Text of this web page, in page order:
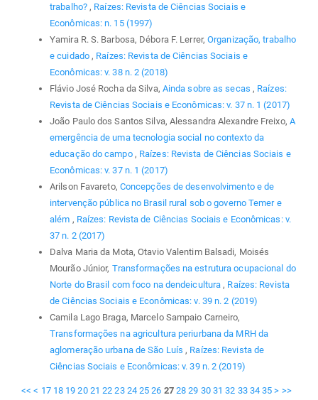
trabalho? , Raízes: Revista de Ciências Sociais e
Econômicas: n. 15 (1997)
Yamira R. S. Barbosa, Débora F. Lerrer,Organização, trabalho
e cuidado , Raízes: Revista de Ciências Sociais e
Econômicas: v. 38 n. 2 (2018)
Flávio José Rocha da Silva, Ainda sobre as secas , Raízes:
Revista de Ciências Sociais e Econômicas: v. 37 n. 1 (2017)
João Paulo dos Santos Silva, Alessandra Alexandre Freixo, A
emergência de uma tecnologia social no contexto da
educação do campo , Raízes: Revista de Ciências Sociais e
Econômicas: v. 37 n. 1 (2017)
Arilson Favareto, Concepções de desenvolvimento e de
intervenção pública no Brasil rural sob o governo Temer e
além , Raízes: Revista de Ciências Sociais e Econômicas: v.
37 n. 2 (2017)
Dalva Maria da Mota, Otavio Valentim Balsadi, Moisés
Mourão Júnior, Transformações na estrutura ocupacional do
Norte do Brasil com foco na dendeicultura , Raízes: Revista
de Ciências Sociais e Econômicas: v. 39 n. 2 (2019)
Camila Lago Braga, Marcelo Sampaio Carneiro,
Transformações na agricultura periurbana da MRH da
aglomeração urbana de São Luís , Raízes: Revista de
Ciências Sociais e Econômicas: v. 39 n. 2 (2019)
<< < 17 18 19 20 21 22 23 24 25 26 27 28 29 30 31 32 33 34 35 > >>